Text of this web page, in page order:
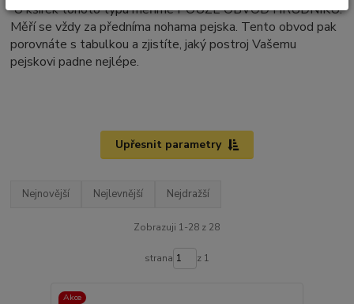
U kšírek tohoto typuměříme POUZE OBVOD HRUDNÍKU.
Měří se vždy za předníma nohama pejska. Tento obvod pak
porovnáte s tabulkou a zjistíte, jaký postroj Vašemu
pejskovi padne nejlépe.
Upřesnit parametry
Nejnovější Nejlevnější Nejdražší
Zobrazuji 1-28 z 28
strana z 1
Akce